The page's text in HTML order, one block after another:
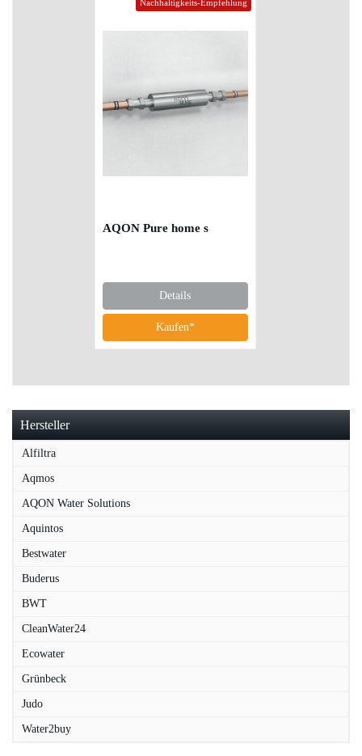
Nachhaltigkeits-Empfehlung
AQON Pure home s
Details
Kaufen*
Hersteller
Alfiltra
Aqmos
AQON Water Solutions
Aquintos
Bestwater
Buderus
BWT
CleanWater24
Ecowater
Grünbeck
Judo
Water2buy